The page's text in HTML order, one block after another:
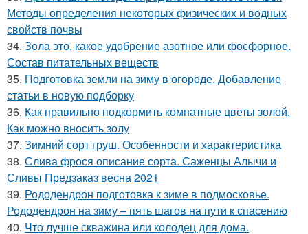
Методы определения некоторых физических и водных
свойств почвы
34. Зола это, какое удобрение азотное или фосфорное.
Состав питательных веществ
35. Подготовка земли на зиму в огороде. Добавление
статьи в новую подборку
36. Как правильно подкормить комнатные цветы золой.
Как можно вносить золу
37. Зимний сорт груш. Особенности и характеристика
38. Слива фрося описание сорта. Саженцы Алычи и
Сливы Предзаказ весна 2021
39. Рододендрон подготовка к зиме в подмосковье.
Рододендрон на зиму – пять шагов на пути к спасению
40. Что лучше скважина или колодец для дома.